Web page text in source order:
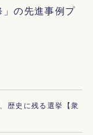
の先進事例プ
歴史に残る選挙【衆